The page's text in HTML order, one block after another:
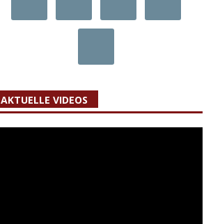
AKTUELLE VIDEOS